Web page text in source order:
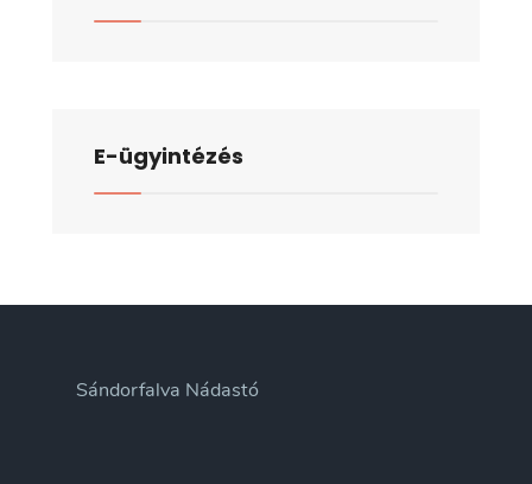
E-ügyintézés
Sándorfalva Nádastó